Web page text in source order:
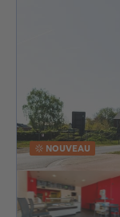
NOUVEAU